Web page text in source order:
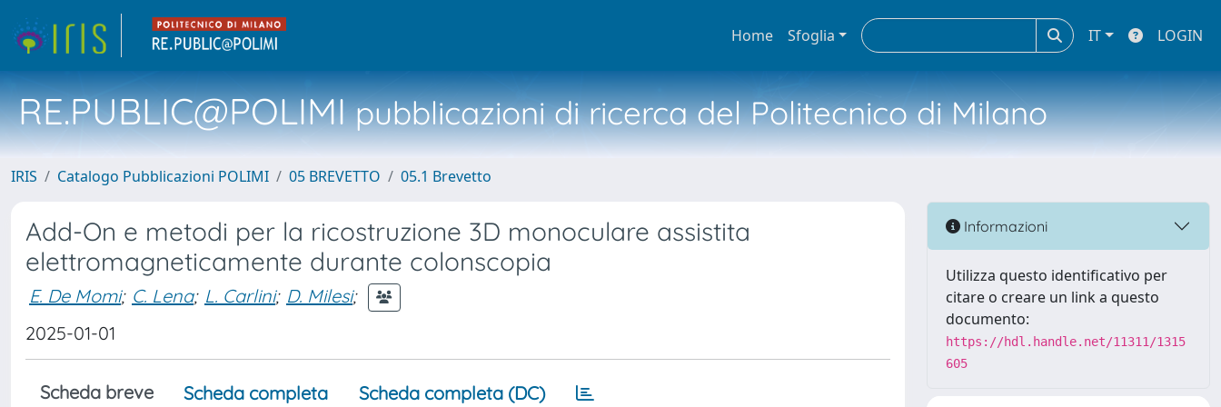
Home Sfoglia IT LOGIN
RE.PUBLIC@POLIMIpubblicazioni di ricerca del Politecnico di Milano
IRIS Catalogo Pubblicazioni POLIMI 05 BREVETTO 05.1 Brevetto
Add-On e metodi per la ricostruzione 3D monoculare assistita
elettromagneticamente durante colonscopia
E. De Momi; C. Lena; L. Carlini; D. Milesi;
2025-01-01
Scheda breve Scheda completa Scheda completa (DC)
Informazioni
Utilizza questo identificativo per
citare o creare un link a questo
documento:
https://hdl.handle.net/11311/1315
605